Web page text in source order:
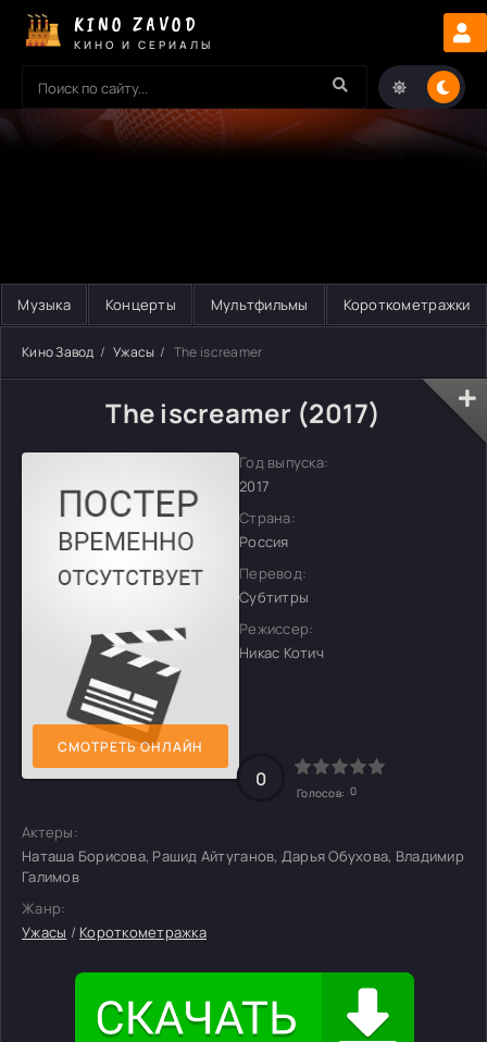
KINO ZAVOD
КИНО И СЕРИАЛЫ
Музыка Концерты Мультфильмы Короткометражки
Кино Завод Ужасы The iscreamer
The iscreamer (2017)
СМОТРЕТЬ ОНЛАЙН
Год выпуска:
2017
Страна:
Россия
Перевод:
Субтитры
Режиссер:
Никас Котич
0
Голосов: 0
Актеры:
Наташа Борисова, Рашид Айтуганов, Дарья Обухова, Владимир
Галимов
Жанр:
Ужасы / Короткометражка